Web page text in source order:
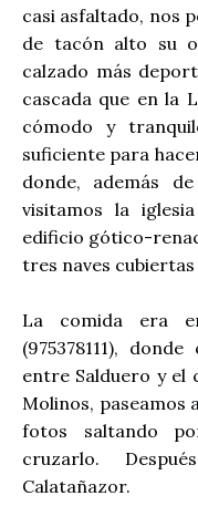
casi asfaltado, nos
de tacón alto su
calzado más
cascada que en la
cómodo y
suficiente para
donde, además
visitamos la
edificio gótico-
tres naves
La comida era
(975378111),
entre Salduero y el
Molinos, paseamos
fotos saltando
cruzarlo.
Calatañazor.